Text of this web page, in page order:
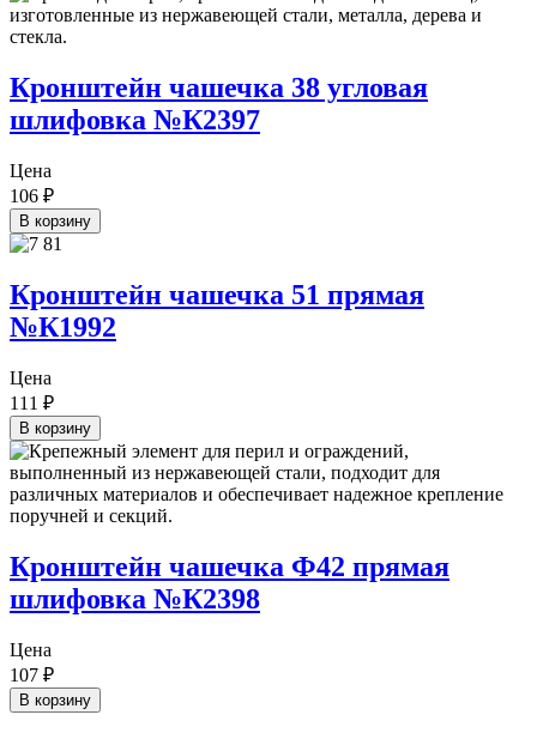
Кронштейн чашечка 38 угловая
шлифовка №К2397
Цена
106 ₽
В корзину
Кронштейн чашечка 51 прямая
№К1992
Цена
111 ₽
В корзину
Кронштейн чашечка Ф42 прямая
шлифовка №К2398
Цена
107 ₽
В корзину